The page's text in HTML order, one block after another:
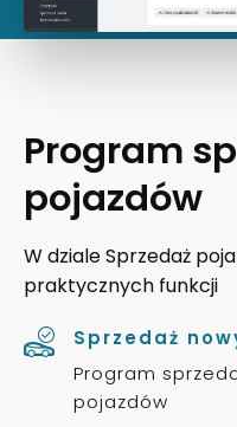
Program
pojazdów
W dziale Sprzedaż
praktycznych funkcji
Sprzedaż
Program
pojazdów